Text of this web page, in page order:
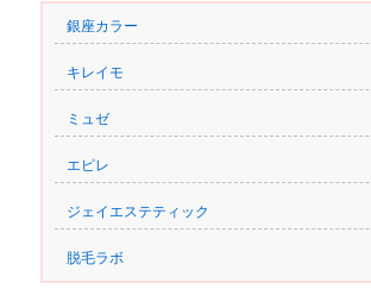
銀座カラー
キレイモ
ミュゼ
エピレ
ジェイエステティック
脱毛ラボ